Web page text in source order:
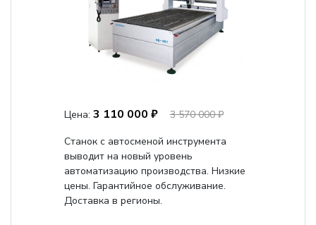
Цена: 3 110 000 ₽
3 570 000 ₽
Станок с автосменой инструмента
выводит на новый уровень
автоматизацию производства. Низкие
цены. Гарантийное обслуживание.
Доставка в регионы.